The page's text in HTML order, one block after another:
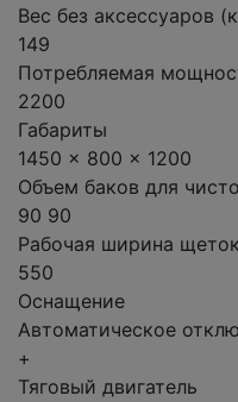
Вес без аксессуаров
149
Потребляемая
2200
Габариты
1450 x 800 x 1200
Объем баков для
90 90
Рабочая ширина
550
Оснащение
Автоматическое
+
Тяговый двигатель